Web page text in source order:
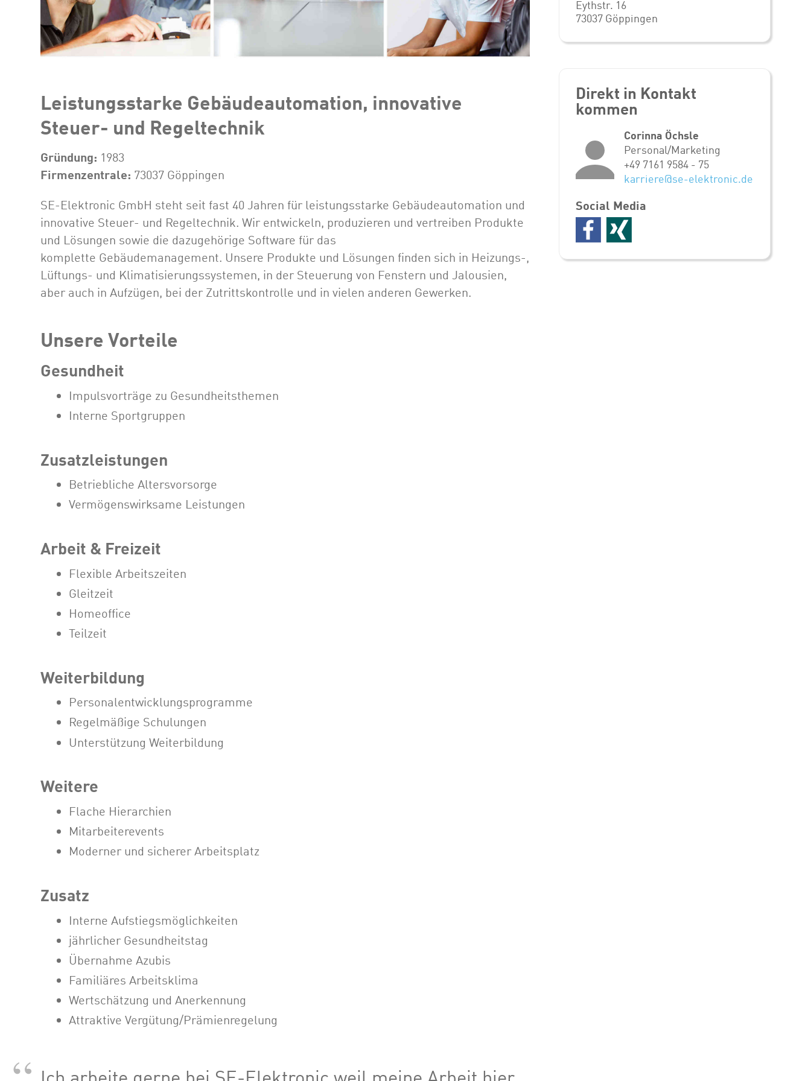
Leistungsstarke Gebäudeautomation, innovative
Steuer- und Regeltechnik
Gründung: 1983
Firmenzentrale: 73037 Göppingen
SE-Elektronic GmbH steht seit fast 40 Jahren für leistungsstarke Gebäudeautomation und
innovative Steuer- und Regeltechnik. Wir entwickeln, produzieren und vertreiben Produkte
und Lösungen sowie die dazugehörige Software für das
komplette Gebäudemanagement. Unsere Produkte und Lösungen finden sich in Heizungs-,
Lüftungs- und Klimatisierungssystemen, in der Steuerung von Fenstern und Jalousien,
aber auch in Aufzügen, bei der Zutrittskontrolle und in vielen anderen Gewerken.
Unsere Vorteile
Gesundheit
Impulsvorträge zu Gesundheitsthemen
Interne Sportgruppen
Zusatzleistungen
Betriebliche Altersvorsorge
Vermögenswirksame Leistungen
Arbeit & Freizeit
Flexible Arbeitszeiten
Gleitzeit
Homeoffice
Teilzeit
Weiterbildung
Personalentwicklungsprogramme
Regelmäßige Schulungen
Unterstützung Weiterbildung
Weitere
Flache Hierarchien
Mitarbeiterevents
Moderner und sicherer Arbeitsplatz
Zusatz
Interne Aufstiegsmöglichkeiten
jährlicher Gesundheitstag
Übernahme Azubis
Familiäres Arbeitsklima
Wertschätzung und Anerkennung
Attraktive Vergütung/Prämienregelung
Eythstr. 16
73037 Göppingen
Direkt in Kontakt
kommen
Corinna Öchsle
Personal/Marketing
+49 7161 9584 - 75
karriere@se-elektronic.de
Social Media